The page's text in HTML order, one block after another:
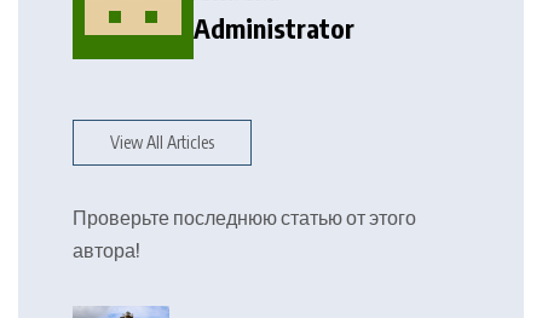
Administrator
View All Articles
Проверьте последнюю статью от этого
автора!